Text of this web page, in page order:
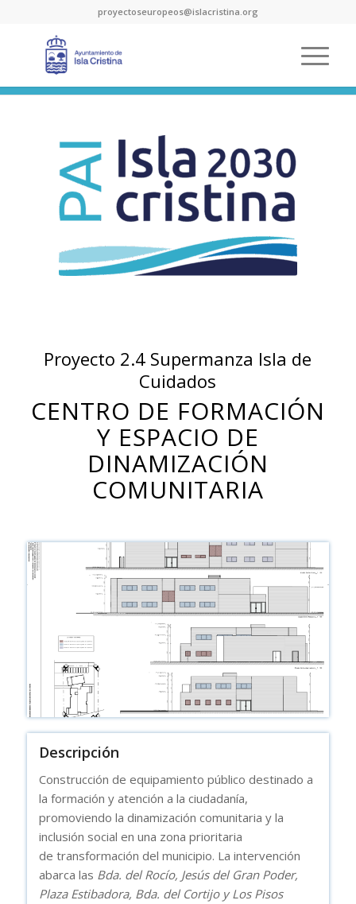
proyectoseuropeos@islacristina.org
Proyecto 2.4 Supermanza Isla de
Cuidados
CENTRO DE FORMACIÓN
Y ESPACIO DE
DINAMIZACIÓN
COMUNITARIA
Descripción
Construcción de equipamiento público destinado a
la formación y atención a la ciudadanía,
promoviendo la dinamización comunitaria y la
inclusión social en una zona prioritaria
de transformación del municipio. La intervención
abarca las Bda. del Rocío, Jesús del Gran Poder,
Plaza Estibadora, Bda. del Cortijo yLos Pisos